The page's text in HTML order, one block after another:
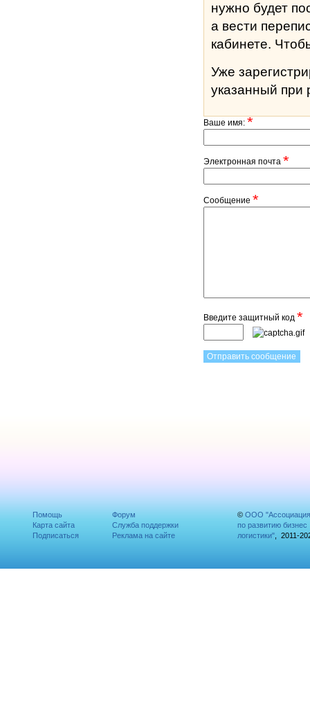
нужно будет
а вести
Уже
указанный при
Ваше имя:*
Электронная почта *
Сообщение *
Введите защитный код *
Помощь
Карта сайта
Подписаться
Форум
Служба поддержки
Реклама на сайте
© ООО "Ассоциация
по развитию бизнес
логистики", 2011-